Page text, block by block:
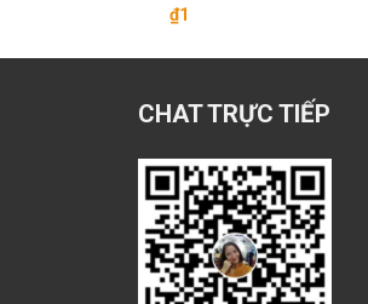
₫1
CHAT TRỰC TIẾP